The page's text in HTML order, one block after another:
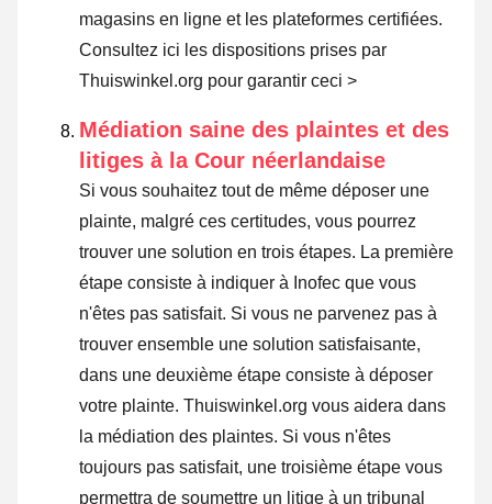
magasins en ligne et les plateformes certifiées.
Consultez ici les dispositions prises par
Thuiswinkel.org pour garantir ceci >
Médiation saine des plaintes et des
litiges à la Cour néerlandaise
Si vous souhaitez tout de même déposer une
plainte, malgré ces certitudes, vous pourrez
trouver une solution en trois étapes. La première
étape consiste à indiquer à Inofec que vous
n'êtes pas satisfait. Si vous ne parvenez pas à
trouver ensemble une solution satisfaisante,
dans une deuxième étape consiste à déposer
votre plainte. Thuiswinkel.org vous aidera dans
la médiation des plaintes. Si vous n'êtes
toujours pas satisfait, une troisième étape vous
permettra de soumettre un litige à un tribunal